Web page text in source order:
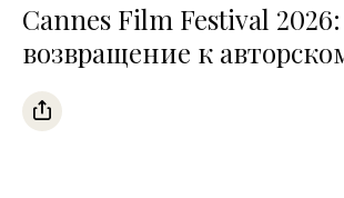
Cannes Film Festival 2026:
возвращение к